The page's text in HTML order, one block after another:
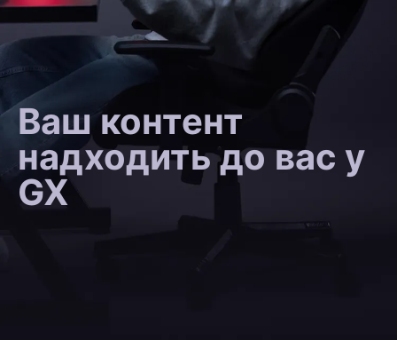
Ваш контент
надходить до вас у
GX